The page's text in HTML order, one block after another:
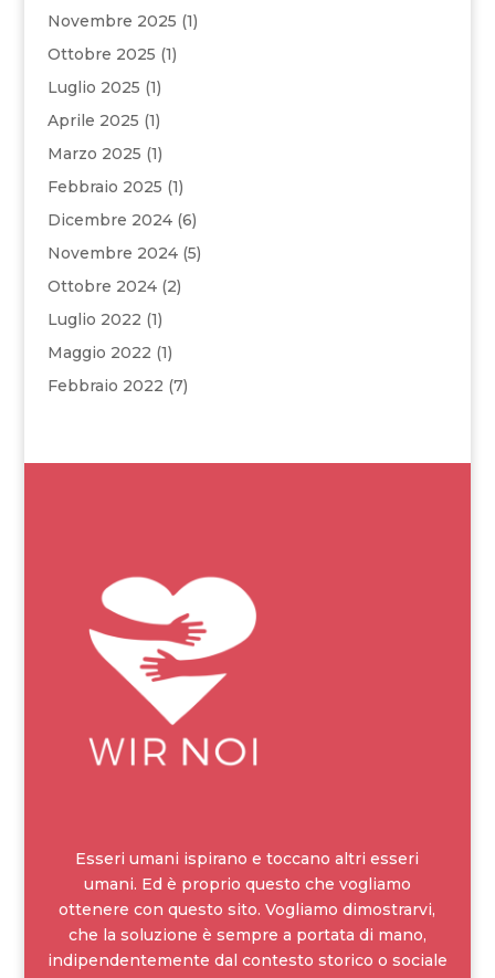
Novembre 2025 (1)
Ottobre 2025 (1)
Luglio 2025 (1)
Aprile 2025 (1)
Marzo 2025 (1)
Febbraio 2025 (1)
Dicembre 2024(6)
Novembre 2024(5)
Ottobre 2024(2)
Luglio 2022 (1)
Maggio 2022 (1)
Febbraio 2022 (7)
Esseri umani ispirano e toccano altri esseri
umani. Ed è proprio questo che vogliamo
ottenere con questo sito. Vogliamo dimostrarvi,
che la soluzione è sempre a portata di mano,
indipendentemente dal contesto storico o sociale